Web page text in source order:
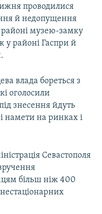
проводилися
й недопущення
районі музею-замку
у районі Гаспри й
влада бореться з
оголосили
знесення йдуть
намети на ринках і
Севастополя
більш ніж 400